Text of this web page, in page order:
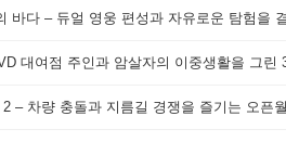
바다 – 듀얼 영웅 편성과 자유로운 탐험을
대여점 주인과 암살자의 이중생활을 그린
– 차량 충돌과 지름길 경쟁을 즐기는 오픈